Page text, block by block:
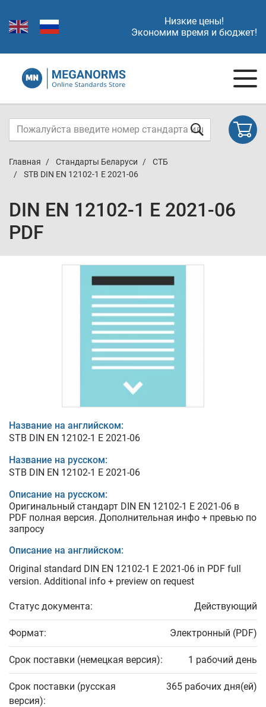
Низкие цены!
Экономим время и бюджет!
Главная Стандарты Беларуси
СТБ
STB DIN EN 12102-1 E 2021-06
DIN EN 12102-1 E 2021-06
PDF
Название на английском:
STB DIN EN 12102-1 E 2021-06
Название на русском:
STB DIN EN 12102-1 E 2021-06
Описание на русском:
Оригинальный стандарт DIN EN 12102-1 E 2021-06 в
PDF полная версия. Дополнительная инфо + превью по
запросу
Описание на английском:
Original standard DIN EN 12102-1 E 2021-06 in PDF full
version. Additional info + preview on request
Статус документа: Действующий
Формат: Электронный (PDF)
Срок поставки (немецкая версия): 1 рабочий день
Срок поставки (русская
версия):
365 рабочих дня(ей)